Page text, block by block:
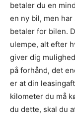
betaler du en
en ny bil, men
betaler for bilen.
ulempe, alt efter
giver dig
på forhånd, det
er at din
kilometer du må
du dette, skal du